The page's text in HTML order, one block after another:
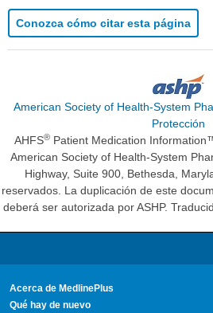
Conozca cómo citar esta página
American Society of Health-System
Protección
AHFS® Patient Medication
American Society of Health-System
Highway, Suite 900, Bethesda,
reservados. La duplicación de este
deberá ser autorizada por ASHP.
Acerca de MedlinePlus
Qué hay de nuevo